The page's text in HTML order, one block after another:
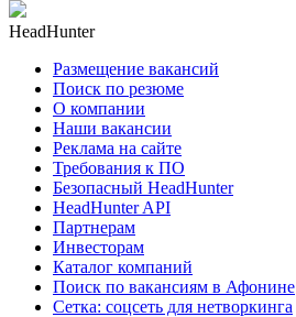
HeadHunter
Размещение вакансий
Поиск по резюме
О компании
Наши вакансии
Реклама на сайте
Требования к ПО
Безопасный HeadHunter
HeadHunter API
Партнерам
Инвесторам
Каталог компаний
Поиск по вакансиям в Афонине
Сетка: соцсеть для нетворкинга